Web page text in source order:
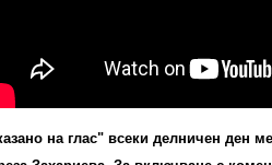
на глас" всеки делничен ден